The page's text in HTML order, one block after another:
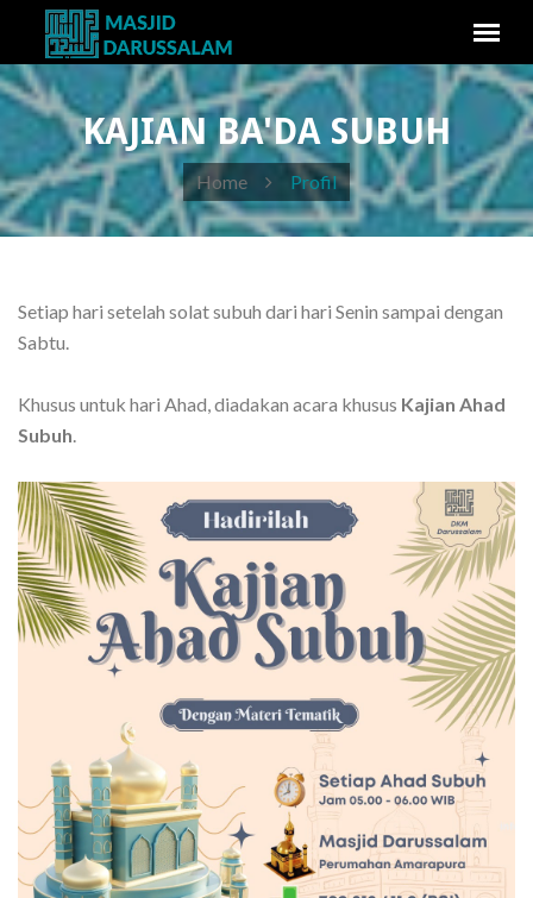
KAJIAN BA'DA SUBUH
Home Profil
Setiap hari setelah solat subuh dari hari Senin sampai dengan
Sabtu.
Khusus untuk hari Ahad, diadakan acara khusus Kajian Ahad
Subuh.